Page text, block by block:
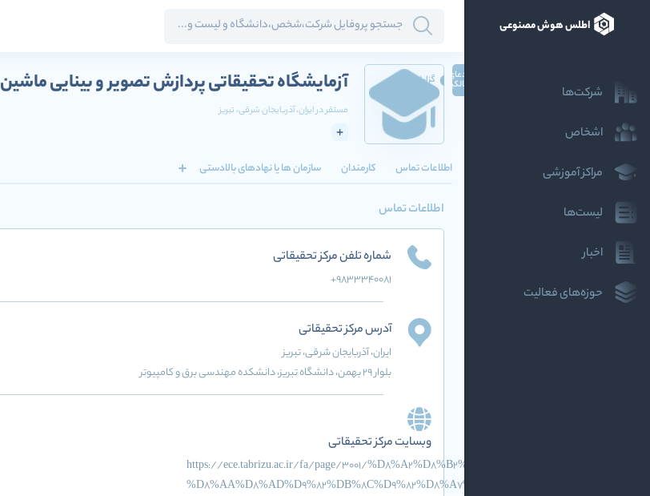
اطلس هوش مصنوعی
شرکت‌ها
اشخاص
مراکز آموزشی
لیست‌ها
اخبار
حوزه‌های فعالیت
آزمایشگاه تحقیقاتی پردازش تصویر و بینایی ماشین
مستقر درایران، آذربایجان شرقی، تبریز
ادعای
مالکیت گزارش
اطلاعات تماس کارمندان سازمان ها یا نهادهای بالادستی
اطلاعات تماس
شماره تلفن مرکز تحقیقاتی
+9833340081
آدرس مرکز تحقیقاتی
ایران، آذربایجان شرقی، تبریز
بلوار ۲۹ بهمن، دانشگاه تبریز، دانشکده مهندسی برق و کامپیوتر
وبسایت مرکز تحقیقاتی
https://ece.tabrizu.ac.ir/fa/page/3001/
%D8%AA%D8%AD%D9%82%DB%8C%D9%82%D8%A7%D8%AA%DB%8C-